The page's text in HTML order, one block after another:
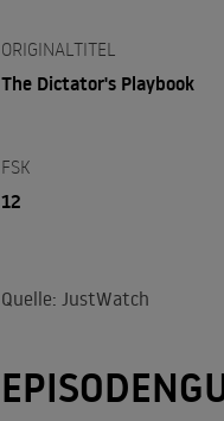
ORIGINALTITEL
The Dictator's Playbook
FSK
12
Quelle: JustWatch